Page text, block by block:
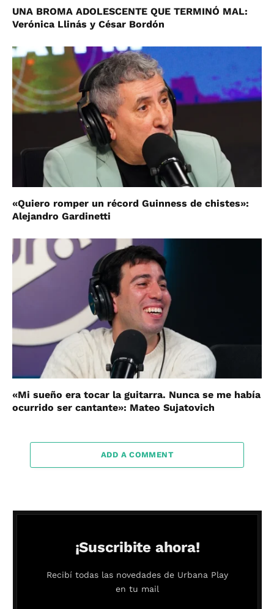
UNA BROMA ADOLESCENTE QUE TERMINÓ MAL:
Verónica Llinás y César Bordón
«Quiero romper un récord Guinness de chistes»:
Alejandro Gardinetti
«Mi sueño era tocar la guitarra. Nunca se me había
ocurrido ser cantante»: Mateo Sujatovich
ADD A COMMENT
¡Suscribite ahora!
Recibí todas las novedades de Urbana Play
en tu mail